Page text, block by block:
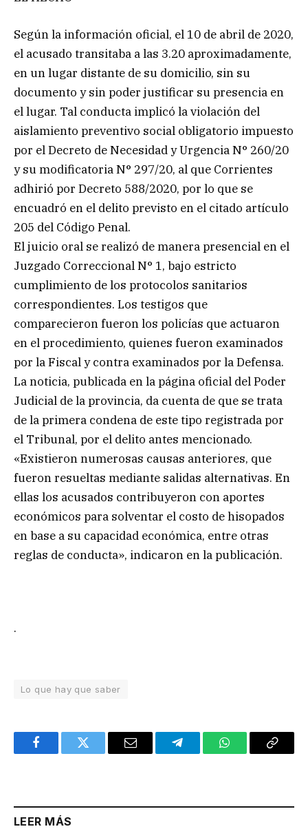
Según la información oficial, el 10 de abril de 2020,
el acusado transitaba a las 3.20 aproximadamente,
en un lugar distante de su domicilio, sin su
documento y sin poder justificar su presencia en
el lugar. Tal conducta implicó la violación del
aislamiento preventivo social obligatorio impuesto
por el Decreto de Necesidad y Urgencia N° 260/20
y su modificatoria N° 297/20, al que Corrientes
adhirió por Decreto 588/2020, por lo que se
encuadró en el delito previsto en el citado artículo
205 del Código Penal.
El juicio oral se realizó de manera presencial en el
Juzgado Correccional N° 1, bajo estricto
cumplimiento de los protocolos sanitarios
correspondientes. Los testigos que
comparecieron fueron los policías que actuaron
en el procedimiento, quienes fueron examinados
por la Fiscal y contra examinados por la Defensa.
La noticia, publicada en la página oficial del Poder
Judicial de la provincia, da cuenta de que se trata
de la primera condena de este tipo registrada por
el Tribunal, por el delito antes mencionado.
«Existieron numerosas causas anteriores, que
fueron resueltas mediante salidas alternativas. En
ellas los acusados contribuyeron con aportes
económicos para solventar el costo de hisopados
en base a su capacidad económica, entre otras
reglas de conducta», indicaron en la publicación.
.
Lo que hay que saber
FacebookTwitter Email TelegramWhatsAppCopy
LEER MÁS